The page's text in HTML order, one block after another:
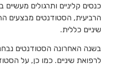
כנסים קליניים ותרגולים
הרביעית, הסטודנטים מבצעים
שיניים כללית.
בשנה האחרונה הסטודנטים
לרפואת שיניים. כמו כן, על